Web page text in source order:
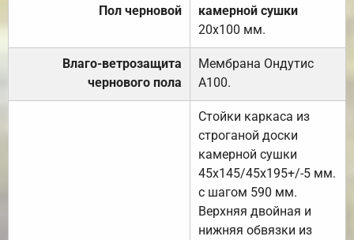
Пол черновой
камерной сушки
20х100 мм.
Влаго-ветрозащита
чернового пола
Мембрана Ондутис
А100.
Стойки каркаса из
строганой доски
камерной сушки
45х145/45х195+/-5 мм.
с шагом 590 мм.
Верхняя двойная и
нижняя обвязки из